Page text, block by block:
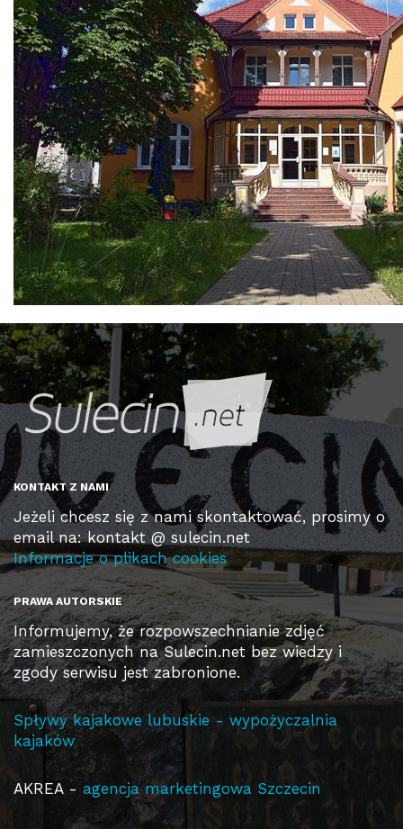
KONTAKT Z NAMI
Jeżeli chcesz się z nami skontaktować, prosimy o
email na: kontakt @ sulecin.net
Informacje o plikach cookies
PRAWA AUTORSKIE
Informujemy, że rozpowszechnianie zdjęć
zamieszczonych na Sulecin.net bez wiedzy i
zgody serwisu jest zabronione.
Spływy kajakowe lubuskie - wypożyczalnia
kajaków
AKREA - agencja marketingowa Szczecin